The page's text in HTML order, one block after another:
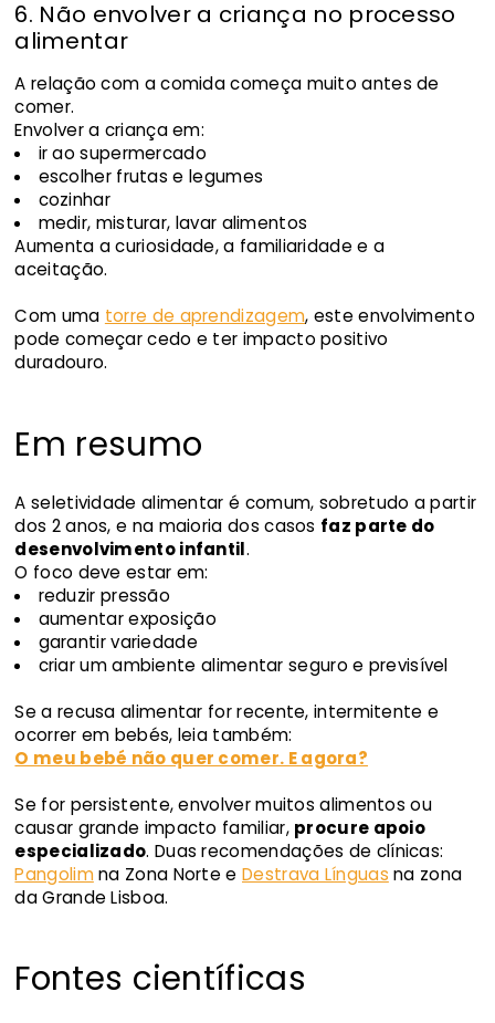
6. Não envolver a criança no processo
alimentar
A relação com a comida começa muito antes de
comer.
Envolver a criança em:
ir ao supermercado
escolher frutas e legumes
cozinhar
medir, misturar, lavar alimentos
Aumenta a curiosidade, a familiaridade e a
aceitação.
Com uma torre de aprendizagem, este envolvimento
pode começar cedo e ter impacto positivo
duradouro.
Em resumo
A seletividade alimentar é comum, sobretudo a partir
dos 2 anos, e na maioria dos casos faz parte do
desenvolvimento infantil.
O foco deve estar em:
reduzir pressão
aumentar exposição
garantir variedade
criar um ambiente alimentar seguro e previsível
Se a recusa alimentar for recente, intermitente e
ocorrer em bebés, leia também:
O meu bebé não quer comer. E agora?
Se for persistente, envolver muitos alimentos ou
causar grande impacto familiar, procure apoio
especializado. Duas recomendações de clínicas:
Pangolimna Zona Norte eDestrava Línguas na zona
da Grande Lisboa.
Fontes científicas